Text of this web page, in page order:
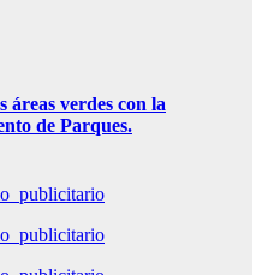
áreas verdes con la
de Parques.